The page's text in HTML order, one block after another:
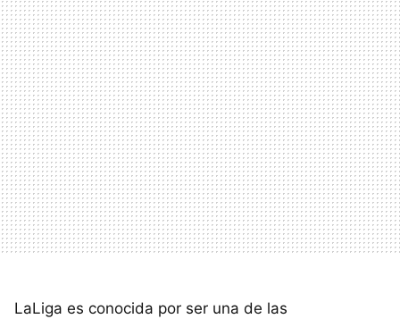
LaLiga es conocida por ser una de las